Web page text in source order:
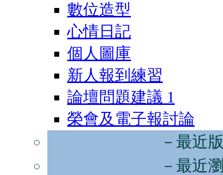
數位造型
心情日記
個人圖庫
新人報到練習
論壇問題建議 1
榮會及電子報討論
－最近
－最近